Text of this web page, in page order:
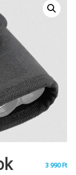
3 990Ft